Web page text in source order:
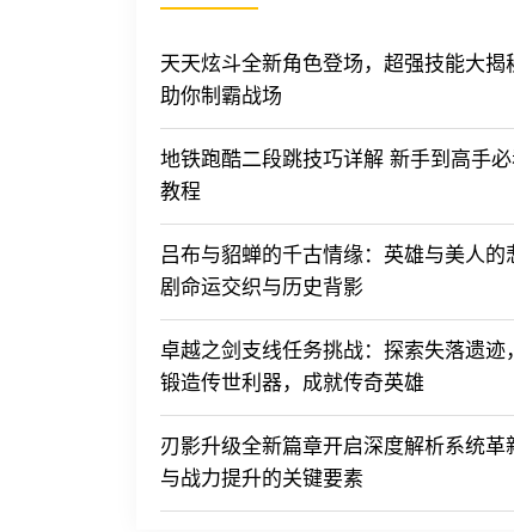
天天炫斗全新角色登场，超强技能大揭
助你制霸战场
地铁跑酷二段跳技巧详解 新手到高手
教程
吕布与貂蝉的千古情缘：英雄与美人的
剧命运交织与历史背影
卓越之剑支线任务挑战：探索失落遗迹，
锻造传世利器，成就传奇英雄
刃影升级全新篇章开启深度解析系统革
与战力提升的关键要素